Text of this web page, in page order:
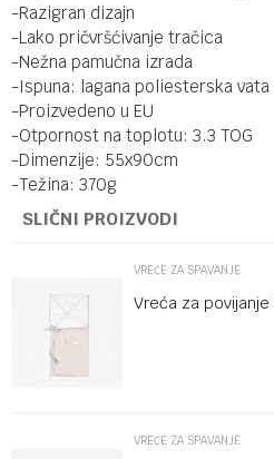
-Razigran dizajn
-Lako pričvršćivanje tračica
-Nežna pamučna izrada
-Ispuna: lagana poliesterska vata
-Proizvedeno u EU
-Otpornost na toplotu: 3.3 TOG
-Dimenzije: 55x90cm
-Težina: 370g
SLIČNI PROIZVODI
VREĆE ZA SPAVANJE
Vreća za povijanje
VREĆE ZA SPAVANJE